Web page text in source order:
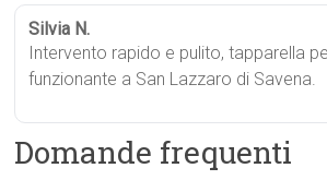
Silvia N.
Intervento rapido e pulito, tapparella
funzionante a San Lazzaro di Savena.
Domande frequenti